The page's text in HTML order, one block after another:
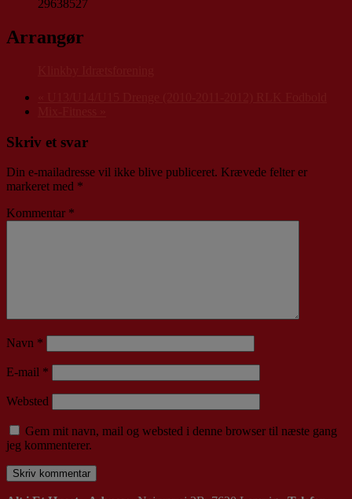
29638527
Arrangør
Skriv et svar
Din e-mailadresse vil ikke blive publiceret. Krævede felter er
markeret med *
Kommentar *
Navn *
E-mail *
Websted
Gem mit navn, mail og websted i denne browser til næste gang
jeg kommenterer.